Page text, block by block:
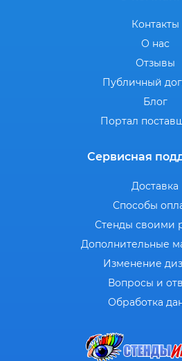
Контакты
О нас
Отзывы
Публичный
Блог
Портал
Сервисная
Доставка
Способы
Стенды своими
Дополнительные
Изменение
Вопросы и
Обработка